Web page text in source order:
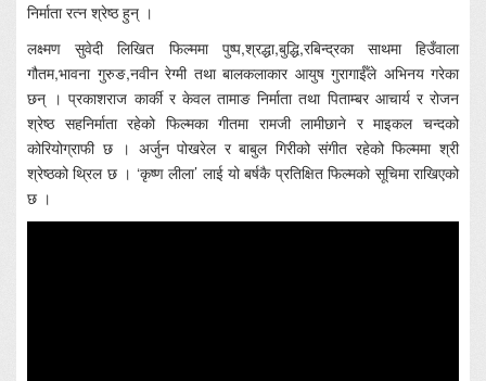
निर्माता रत्न श्रेष्ठ हुन् ।
लक्ष्मण सुवेदी लिखित फिल्ममा पुष्प,श्रद्धा,बुद्धि,रबिन्द्रका साथमा हिउँवाला
गौतम,भावना गुरुङ,नवीन रेग्मी तथा बालकलाकार आयुष गुरागाईँले अभिनय गरेका
छन् । प्रकाशराज कार्की र केवल तामाङ निर्माता तथा पिताम्बर आचार्य र रोजन
श्रेष्ठ सहनिर्माता रहेको फिल्मका गीतमा रामजी लामीछाने र माइकल चन्दको
कोरियोग्राफी छ । अर्जुन पोखरेल र बाबुल गिरीको संगीत रहेको फिल्ममा श्री
श्रेष्ठको थ्रिल छ । ‘कृष्ण लीला’ लाई यो बर्षकै प्रतिक्षित फिल्मको सूचिमा राखिएको
छ ।